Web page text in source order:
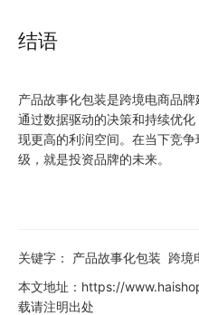
结语
产品故事化包装是跨境电商品牌
通过数据驱动的决策和持续优
现更高的利润空间。在当下竞
级，就是投资品牌的未来。
关键字： 产品故事化包装 跨境
本文地址： https://
载请注明出处